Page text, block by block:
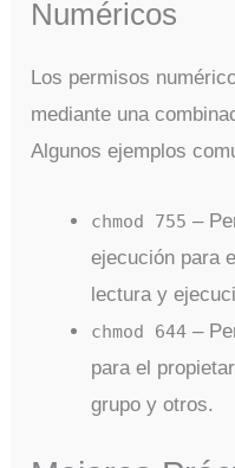
Numéricos
Los permisos
mediante una
Algunos ejemplos
chmod 755 –
ejecución para
lectura y
chmod 644 –
para el
grupo y otros.